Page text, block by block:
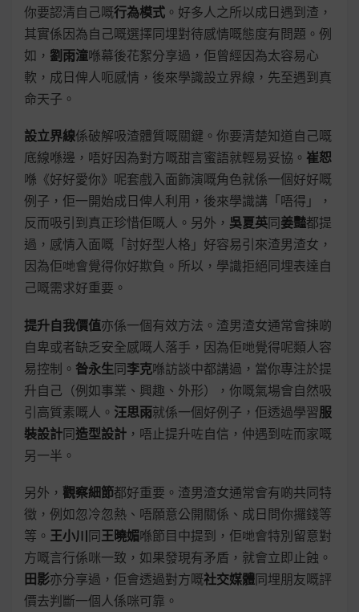
你要認清自己嘅行為模式 。好多人之所以成日遇到渣，
其實係因為自己嘅選擇同埋對待感情嘅態度有問題。例
如， 劉雨潼喺幕後花絮分享過，佢曾經因為太容易心
軟，成日俾人呃感情，後來學識設立界線，先至遇到真
命天子。
設立界線係破解吸渣體質嘅關鍵。你要清楚知道自己嘅
底線喺邊，唔好因為對方嘅甜言蜜語就輕易妥協。 崔恕
喺《好好愛你》呢套戲入面飾演嘅角色就係一個好好嘅
例子，佢一開始成日俾人利用，後來學識講「唔得」，
反而吸引到真正珍惜佢嘅人。另外， 吳夏英同姜豔都提
過，感情入面嘅「討好型人格」好容易引來渣男渣女，
因為佢哋會覺得你好欺負。所以，學識拒絕同埋表達自
己嘅需求好重要。
提升自我價值亦係一個有效方法。渣男渣女通常會揀啲
自卑或者缺乏安全感嘅人落手，因為佢哋覺得呢類人容
易控制。 昝永生同李克喺訪談中都講過，當你專注於提
升自己（例如事業、興趣、外形），你嘅氣場會自然吸
引高質素嘅人。 汪思雨就係一個好例子，佢透過學習服
裝設計同造型設計 ，唔止提升咗自信，仲遇到咗而家嘅
另一半。
另外， 觀察細節都好重要。渣男渣女通常會有啲共同特
徵，例如忽冷忽熱、唔願意公開關係、成日問你攞錢等
等。 王小川同王曉媚喺節目中提到，佢哋會特別留意對
方嘅言行係咪一致，如果發現有矛盾，就會立即止蝕。
田影亦分享過，佢會透過對方嘅社交媒體同埋朋友嘅評
價去判斷一個人係咪可靠。